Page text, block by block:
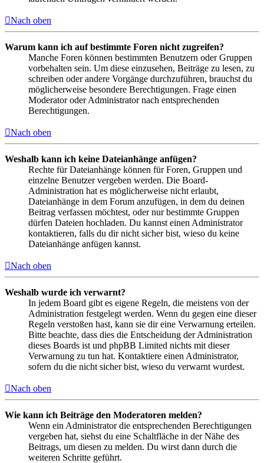
Nach oben
Warum kann ich auf bestimmte Foren nicht zugreifen?
Manche Foren können bestimmten Benutzern oder Gruppen
vorbehalten sein. Um diese einzusehen, Beiträge zu lesen, zu
schreiben oder andere Vorgänge durchzuführen, brauchst du
möglicherweise besondere Berechtigungen. Frage einen
Moderator oder Administrator nach entsprechenden
Berechtigungen.
Nach oben
Weshalb kann ich keine Dateianhänge anfügen?
Rechte für Dateianhänge können für Foren, Gruppen und
einzelne Benutzer vergeben werden. Die Board-
Administration hat es möglicherweise nicht erlaubt,
Dateianhänge in dem Forum anzufügen, in dem du deinen
Beitrag verfassen möchtest, oder nur bestimmte Gruppen
dürfen Dateien hochladen. Du kannst einen Administrator
kontaktieren, falls du dir nicht sicher bist, wieso du keine
Dateianhänge anfügen kannst.
Nach oben
Weshalb wurde ich verwarnt?
In jedem Board gibt es eigene Regeln, die meistens von der
Administration festgelegt werden. Wenn du gegen eine dieser
Regeln verstoßen hast, kann sie dir eine Verwarnung erteilen.
Bitte beachte, dass dies die Entscheidung der Administration
dieses Boards ist und phpBB Limited nichts mit dieser
Verwarnung zu tun hat. Kontaktiere einen Administrator,
sofern du die nicht sicher bist, wieso du verwarnt wurdest.
Nach oben
Wie kann ich Beiträge den Moderatoren melden?
Wenn ein Administrator die entsprechenden Berechtigungen
vergeben hat, siehst du eine Schaltfläche in der Nähe des
Beitrags, um diesen zu melden. Du wirst dann durch die
weiteren Schritte geführt.